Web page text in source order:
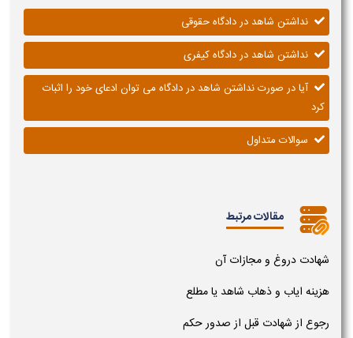
نداشتن شاهد در دادگاه حقوقی
نداشتن شاهد در دادگاه کیفری
آیا در صورت نداشتن شاهد در دادگاه می توان ادعای خود را اثبات
کرد
سوالات متداول
مقالات مرتبط
شهادت دروغ و مجازات آن
هزینه ایاب و ذهاب شاهد یا مطلع
رجوع از شهادت قبل از صدور حکم